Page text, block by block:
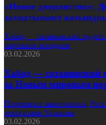
«Новое дворянство»:
захватывают
Хабад — сатанинский
мировым порядком
03.02.2026
Хабад — сатанинский
за Новым мировым
Перемирие закончилось,
энергетике Украины
03.02.2026